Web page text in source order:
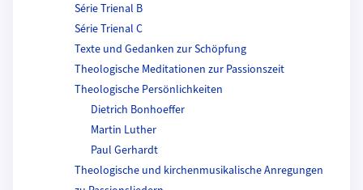
Série Trienal B
Série Trienal C
Texte und Gedanken zur Schöpfung
Theologische Meditationen zur Passionszeit
Theologische Persönlichkeiten
Dietrich Bonhoeffer
Martin Luther
Paul Gerhardt
Theologische und kirchenmusikalische Anregungen